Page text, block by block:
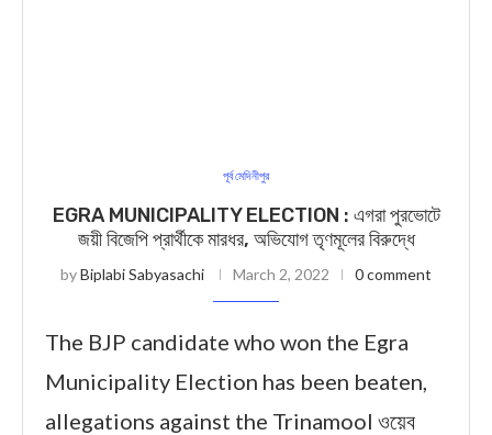
পূর্ব মেদিনীপুর
EGRA MUNICIPALITY ELECTION : এগরা পুরভোটে
জয়ী বিজেপি প্রার্থীকে মারধর, অভিযোগ তৃণমূলের বিরুদ্ধে
byBiplabi Sabyasachi March 2, 2022 0 comment
The BJP candidate who won the Egra
Municipality Election has been beaten,
allegations against the Trinamool ওয়েব